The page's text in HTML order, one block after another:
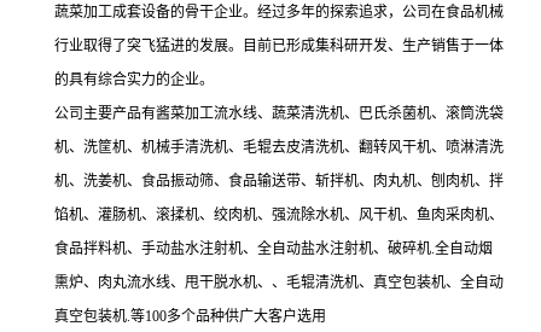
蔬菜加工成套设备的骨干企业。经过多年的探索追求，公司在食品机械
行业取得了突飞猛进的发展。目前已形成集科研开发、生产销售于一体
的具有综合实力的企业。
公司主要产品有酱菜加工流水线、蔬菜清洗机、巴氏杀菌机、滚筒洗袋
机、洗筐机、机械手清洗机、毛辊去皮清洗机、翻转风干机、喷淋清洗
机、洗姜机、食品振动筛、食品输送带、斩拌机、肉丸机、刨肉机、拌
馅机、灌肠机、滚揉机、绞肉机、强流除水机、风干机、鱼肉采肉机、
食品拌料机、手动盐水注射机、全自动盐水注射机、破碎机.全自动烟
熏炉、肉丸流水线、甩干脱水机、、毛辊清洗机、真空包装机、全自动
真空包装机.等100多个品种供广大客户选用